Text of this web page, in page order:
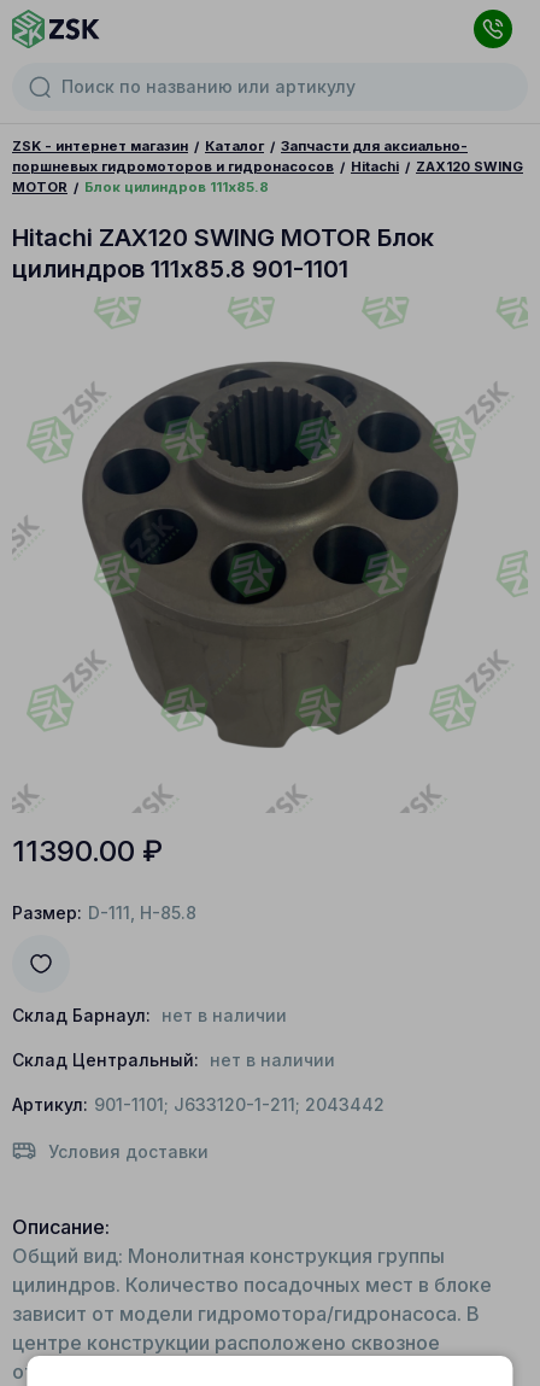
ZSK - интернет магазин Каталог
Запчасти для аксиально-
поршневых гидромоторов и гидронасосов
Hitachi
ZAX120 SWING
MOTOR
Блок цилиндров 111x85.8
Hitachi ZAX120 SWING MOTOR Блок
цилиндров 111x85.8 901-1101
11390.00 ₽
Размер: D-111, H-85.8
Склад Барнаул: нет в наличии
Склад Центральный: нет в наличии
Артикул: 901-1101; J633120-1-211; 2043442
Условия доставки
Описание:
Общий вид: Монолитная конструкция группы
цилиндров. Количество посадочных мест в блоке
зависит от модели гидромотора/гидронасоса. В
центре конструкции расположено сквозное
отверстие со шлицами. Внутри блока